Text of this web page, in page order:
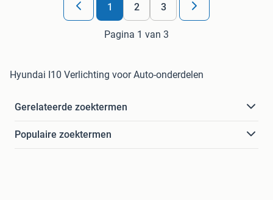
1 2 3
Pagina 1 van 3
Hyundai I10 Verlichting voor Auto-onderdelen
Gerelateerde zoektermen
Populaire zoektermen